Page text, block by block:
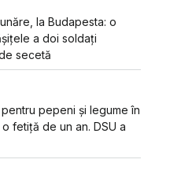
la Budapesta: o
a doi soldați
secetă
pepeni și legume în
fetiță de un an. DSU a